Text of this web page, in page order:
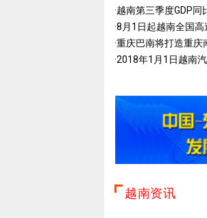
·越南第三季度GDP同
·8月1日起越南全国高
·重庆巴南将打造重庆
·2018年1月1日越南
越南资讯